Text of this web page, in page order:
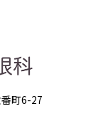
町6-27